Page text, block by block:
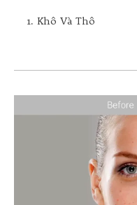
1. Khô Và Thô